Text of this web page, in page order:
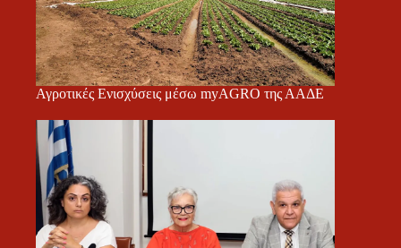
Αγροτικές Ενισχύσεις μέσω myAGRO της ΑΑΔΕ